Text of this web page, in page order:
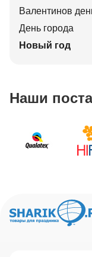
Валентинов
День города
Новый год
Наши